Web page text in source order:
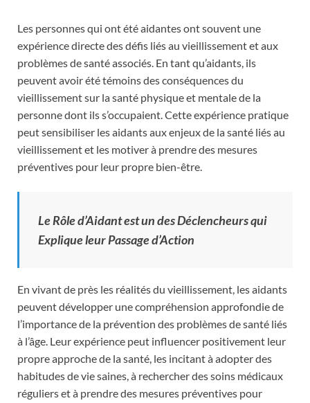
Les personnes qui ont été aidantes ont souvent une
expérience directe des défis liés au vieillissement et aux
problèmes de santé associés. En tant qu’aidants, ils
peuvent avoir été témoins des conséquences du
vieillissement sur la santé physique et mentale de la
personne dont ils s’occupaient. Cette expérience pratique
peut sensibiliser les aidants aux enjeux de la santé liés au
vieillissement et les motiver à prendre des mesures
préventives pour leur propre bien-être.
Le Rôle d’Aidant est un des Déclencheurs qui
Explique leur Passage d’Action
En vivant de près les réalités du vieillissement, les aidants
peuvent développer une compréhension approfondie de
l’importance de la prévention des problèmes de santé liés
à l’âge. Leur expérience peut influencer positivement leur
propre approche de la santé, les incitant à adopter des
habitudes de vie saines, à rechercher des soins médicaux
réguliers et à prendre des mesures préventives pour